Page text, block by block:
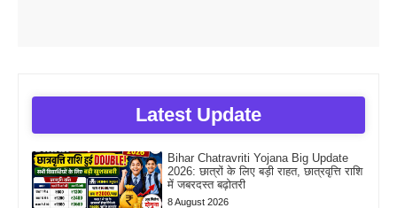
Latest Update
Bihar Chatravriti Yojana Big Update
2026: छात्रों के लिए बड़ी राहत, छात्रवृत्ति राशि
में जबरदस्त बढ़ोतरी
8 August 2026